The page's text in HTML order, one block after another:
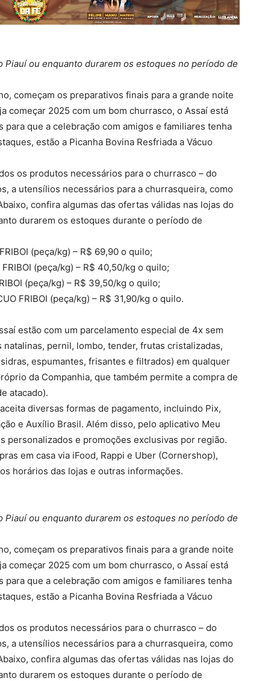
Piauí ou enquanto durarem os estoques no período de
começam os preparativos finais para a grande noite
começar 2025 com um bom churrasco, o Assaí está
que a celebração com amigos e familiares tenha
estão a Picanha Bovina Resfriada a Vácuo
os produtos necessários para o churrasco – do
a utensílios necessários para a churrasqueira, como
confira algumas das ofertas válidas nas lojas do
durarem os estoques durante o período de
(peça/kg) – R$ 69,90 o quilo;
FRIBOI (peça/kg) – R$ 40,50/kg o quilo;
(peça/kg) – R$ 39,50/kg o quilo;
FRIBOI (peça/kg) – R$ 31,90/kg o quilo.
estão com um parcelamento especial de 4x sem
pernil, lombo, tender, frutas cristalizadas,
espumantes, frisantes e filtrados) em qualquer
da Companhia, que também permite a compra de
atacado).
diversas formas de pagamento, incluindo Pix,
e Auxílio Brasil. Além disso, pelo aplicativo Meu
personalizados e promoções exclusivas por região.
em casa via iFood, Rappi e Uber (Cornershop),
horários das lojas e outras informações.
Piauí ou enquanto durarem os estoques no período de
começam os preparativos finais para a grande noite
começar 2025 com um bom churrasco, o Assaí está
que a celebração com amigos e familiares tenha
estão a Picanha Bovina Resfriada a Vácuo
os produtos necessários para o churrasco – do
a utensílios necessários para a churrasqueira, como
confira algumas das ofertas válidas nas lojas do
durarem os estoques durante o período de